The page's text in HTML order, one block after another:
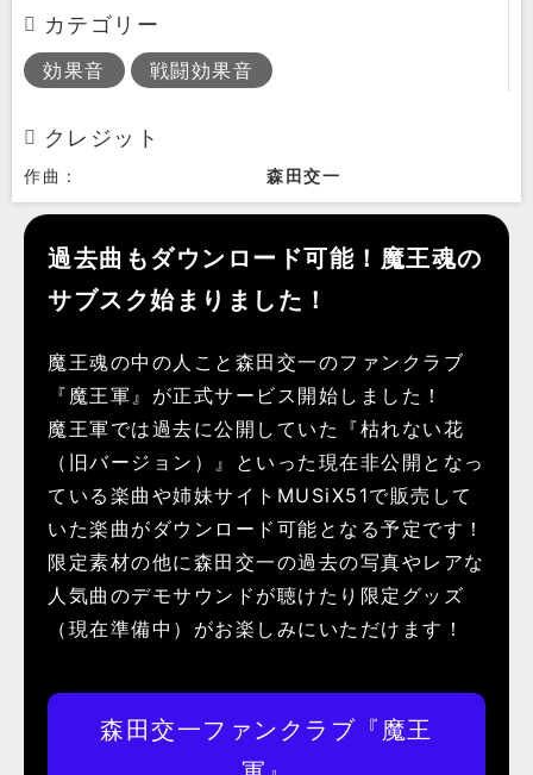
カテゴリー
効果音 戦闘効果音
クレジット
作曲： 森田交一
過去曲もダウンロード可能！魔王魂の
サブスク始まりました！
魔王魂の中の人こと森田交一のファンクラブ
『魔王軍』が正式サービス開始しました！
魔王軍では過去に公開していた『枯れない花
（旧バージョン）』といった現在非公開となっ
ている楽曲や姉妹サイトMUSiX51で販売して
いた楽曲がダウンロード可能となる予定です！
限定素材の他に森田交一の過去の写真やレアな
人気曲のデモサウンドが聴けたり限定グッズ
（現在準備中）がお楽しみにいただけます！
森田交一ファンクラブ『魔王